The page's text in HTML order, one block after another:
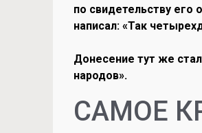
по свидетельству его
написал: «Так
Донесение тут же
народов».
САМОЕ